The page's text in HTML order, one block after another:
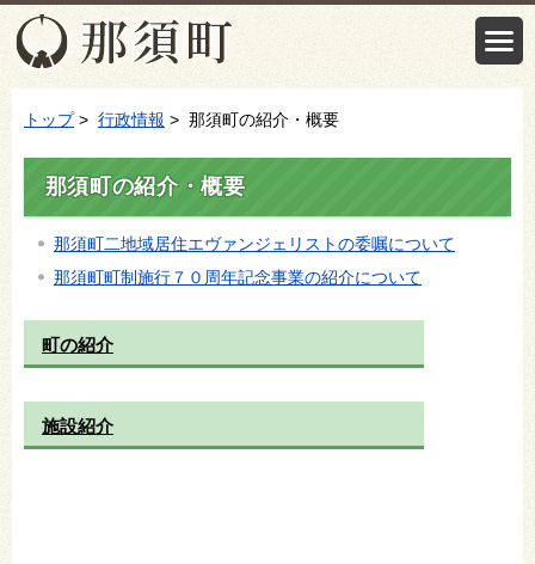
トップ> 行政情報 > 那須町の紹介・概要
那須町の紹介・概要
那須町二地域居住エヴァンジェリストの委嘱について
那須町町制施行７０周年記念事業の紹介について
町の紹介
施設紹介